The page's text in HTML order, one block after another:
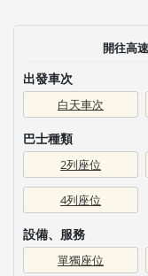
開往高
出發車次
白天車次
巴士種類
2列座位
4列座位
設備、服務
單獨座位